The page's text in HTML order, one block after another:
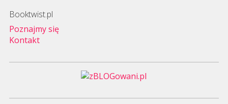
Booktwist.pl
Poznajmy się
Kontakt